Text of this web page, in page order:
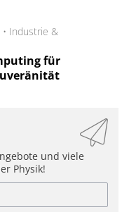
• Industrie &
für
und viele
Physik!